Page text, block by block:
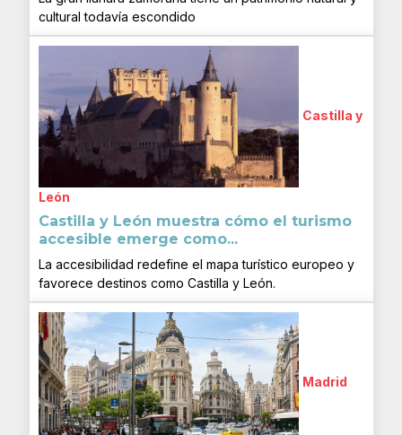
cultural todavía escondido
Castilla y
León
Castilla y León muestra cómo el turismo
accesible emerge como...
La accesibilidad redefine el mapa turístico europeo y
favorece destinos como Castilla y León.
Madrid